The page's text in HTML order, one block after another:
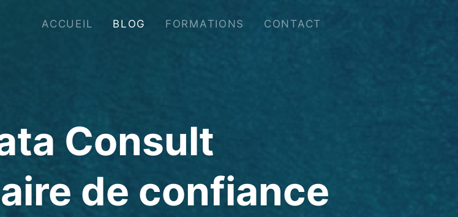
ACCUEIL BLOG FORMATIONS CONTACT
Consult
de confiance